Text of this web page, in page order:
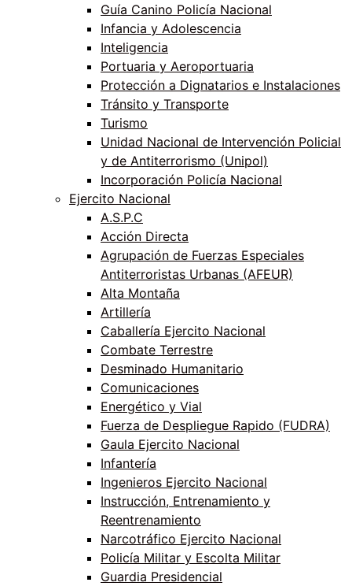
Guía Canino Policía Nacional
Infancia y Adolescencia
Inteligencia
Portuaria y Aeroportuaria
Protección a Dignatarios e Instalaciones
Tránsito y Transporte
Turismo
Unidad Nacional de Intervención Policial
y de Antiterrorismo (Unipol)
Incorporación Policía Nacional
Ejercito Nacional
A.S.P.C
Acción Directa
Agrupación de Fuerzas Especiales
Antiterroristas Urbanas (AFEUR)
Alta Montaña
Artillería
Caballería Ejercito Nacional
Combate Terrestre
Desminado Humanitario
Comunicaciones
Energético y Vial
Fuerza de Despliegue Rapido (FUDRA)
Gaula Ejercito Nacional
Infantería
Ingenieros Ejercito Nacional
Instrucción, Entrenamiento y
Reentrenamiento
Narcotráfico Ejercito Nacional
Policía Militar y Escolta Militar
Guardia Presidencial